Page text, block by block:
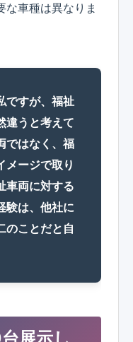
な車種は異なりま
ですが、福祉
違うと考えて
ではなく、福
メージで取り
車両に対する
験は、他社に
のことだと自